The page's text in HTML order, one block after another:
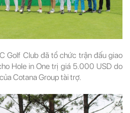
Golf Club đã tổ chức trận đấu giao
Hole in One trị giá 5.000 USD do
Cotana Group tài trợ.